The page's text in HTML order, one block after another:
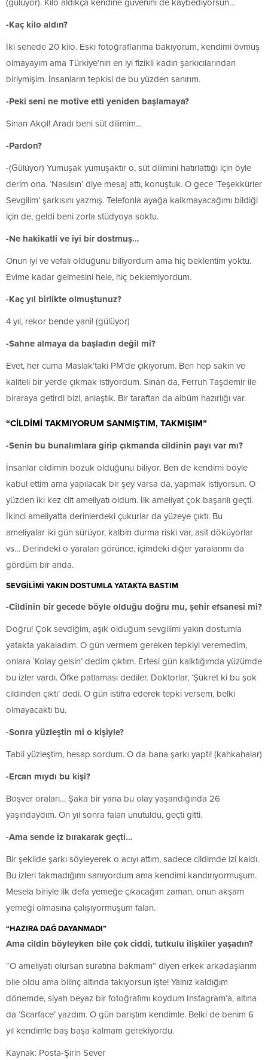
(gülüyor). Kilo aldıkça kendine güvenini de kaybediyorsun…
-Kaç kilo aldın?
İki senede 20 kilo. Eski fotoğraflarıma bakıyorum, kendimi övmüş
olmayayım ama Türkiye’nin en iyi fizikli kadın şarkıcılarından
biriymişim. İnsanların tepkisi de bu yüzden sanırım.
-Peki seni ne motive etti yeniden başlamaya?
Sinan Akçıl! Aradı beni süt dilimim…
-Pardon?
-(Gülüyor) Yumuşak yumuşaktır o, süt dilimini hatırlattığı için öyle
derim ona. ‘Nasılsın’ diye mesaj attı, konuştuk. O gece ‘Teşekkürler
Sevgilim’ şarkısını yazmış. Telefonla ayağa kalkmayacağımı bildiği
için de, geldi beni zorla stüdyoya soktu.
-Ne hakikatli ve iyi bir dostmuş…
Onun iyi ve vefalı olduğunu biliyordum ama hiç beklentim yoktu.
Evime kadar gelmesini hele, hiç beklemiyordum.
-Kaç yıl birlikte olmuştunuz?
4 yıl, rekor bende yani! (gülüyor)
-Sahne almaya da başladın değil mi?
Evet, her cuma Maslak’taki PM’de çıkıyorum. Ben hep sakin ve
kaliteli bir yerde çıkmak istiyordum. Sinan da, Ferruh Taşdemir ile
biraraya getirdi bizi, anlaştık. Bir taraftan da albüm hazırlığı var.
“CİLDİMİ TAKMIYORUM SANMIŞTIM, TAKMIŞIM”
-Senin bu bunalımlara girip çıkmanda cildinin payı var mı?
İnsanlar cildimin bozuk olduğunu biliyor. Ben de kendimi böyle
kabul ettim ama yapılacak bir şey varsa da, yapmak istiyorsun. O
yüzden iki kez cilt ameliyatı oldum. İlk ameliyat çok başarılı geçti.
İkinci ameliyatta derinlerdeki çukurlar da yüzeye çıktı. Bu
ameliyalar iki gün sürüyor, kalbin durma riski var, asit döküyorlar
vs… Derindeki o yaraları görünce, içimdeki diğer yaralarımı da
gördüm bir anda.
SEVGİLİMİ YAKIN DOSTUMLA YATAKTA BASTIM
-Cildinin bir gecede böyle olduğu doğru mu, şehir efsanesi mi?
Doğru! Çok sevdiğim, aşık olduğum sevgilimi yakın dostumla
yatakta yakaladım. O gün vermem gereken tepkiyi veremedim,
onlara ‘Kolay gelsin’ dedim çıktım. Ertesi gün kalktığımda yüzümde
bu izler vardı. Öfke patlaması dediler. Doktorlar, ‘Şükret ki bu şok
cildinden çıktı’ dedi. O gün istifra ederek tepki versem, belki
olmayacaktı bu.
-Sonra yüzleştin mi o kişiyle?
Tabii yüzleştim, hesap sordum. O da bana şarkı yaptı! (kahkahalar)
-Ercan mıydı bu kişi?
Boşver oraları… Şaka bir yana bu olay yaşandığında 26
yaşındaydım. On yıl sonra falan unutuldu, geçti gitti.
-Ama sende iz bırakarak geçti…
Bir şekilde şarkı söyleyerek o acıyı attım, sadece cildimde izi kaldı.
Bu izleri takmadığımı sanıyordum ama kendimi kandırıyormuşum.
Mesela biriyle ilk defa yemeğe çıkacağım zaman, onun akşam
yemeği olmasına çalışıyormuşum falan.
“HAZIRA DAĞ DAYANMADI”
Ama cildin böyleyken bile çok ciddi, tutkulu ilişkiler yaşadın?
“O ameliyatı olursan suratına bakmam” diyen erkek arkadaşlarım
bile oldu ama bilinç altında takıyorsun işte! Yalnız kaldığım
dönemde, siyah beyaz bir fotoğrafımı koydum Instagram’a, altına
da ‘Scarface’ yazdım. O gün barıştım kendimle. Belki de benim 6
yıl kendimle baş başa kalmam gerekiyordu.
Kaynak: Posta-Şirin Sever